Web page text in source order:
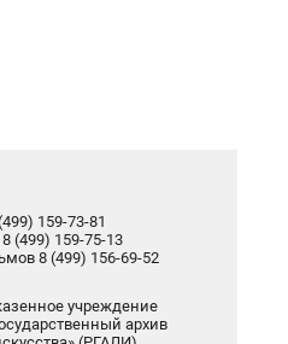
159-73-81
(499) 159-75-13
8 (499) 156-69-52
учреждение
архив